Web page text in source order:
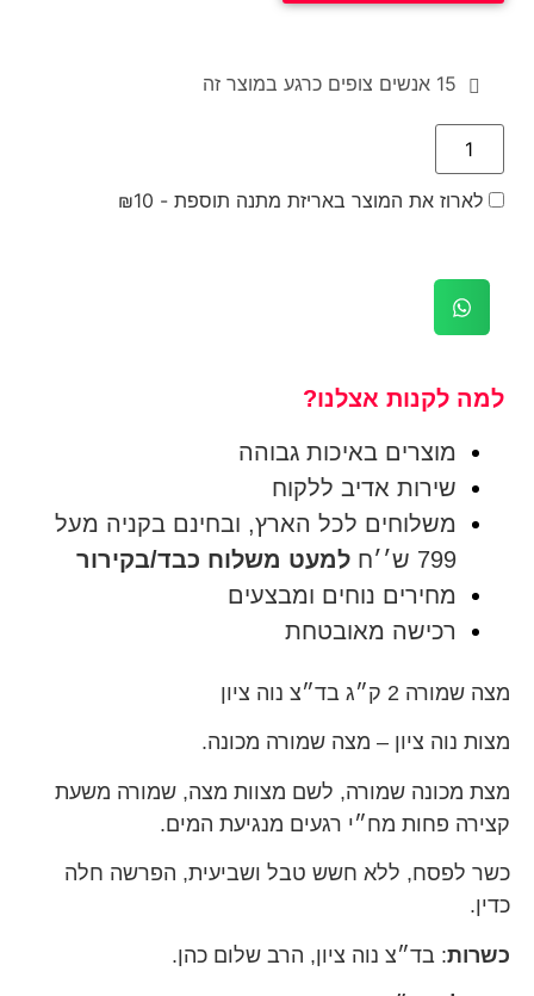
15 אנשים צופים כרגע במוצר זה
לארוז את המוצר באריזת מתנה תוספת - ₪10
למה לקנות אצלנו?
מוצרים באיכות גבוהה
שירות אדיב ללקוח
משלוחים לכל הארץ, ובחינם בקניה מעל
799 ש׳׳ח
למעט משלוח כבד/בקירור
מחירים נוחים ומבצעים
רכישה מאובטחת
מצה שמורה 2 ק״ג בד״צ נוה ציון
מצות נוה ציון – מצה שמורה מכונה.
מצת מכונה שמורה, לשם מצוות מצה, שמורה משעת
קצירה פחות מח״י רגעים מנגיעת המים.
כשר לפסח, ללא חשש טבל ושביעית, הפרשה חלה
כדין.
כשרות: בד״צ נוה ציון, הרב שלום כהן.